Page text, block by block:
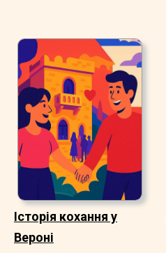
Історія кохання у
Вероні